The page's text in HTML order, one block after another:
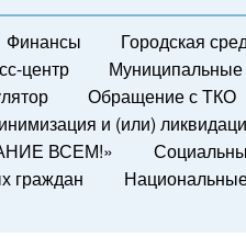
Финансы Городская
центр Муниципальные
Обращение с ТКО
и (или)
ВСЕМ!»
граждан